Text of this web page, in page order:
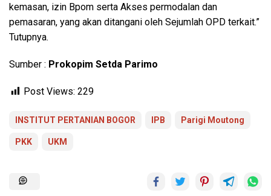
kemasan, izin Bpom serta Akses permodalan dan
pemasaran, yang akan ditangani oleh Sejumlah OPD terkait.”
Tutupnya.
Sumber : Prokopim Setda Parimo
Post Views: 229
INSTITUT PERTANIAN BOGOR IPB Parigi Moutong
PKK UKM